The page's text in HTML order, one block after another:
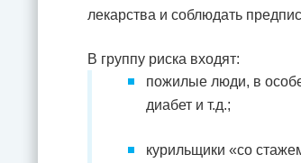
лекарства и соблюдать
В группу риска входят:
пожилые люди, в
диабет и т.д.;
курильщики «со